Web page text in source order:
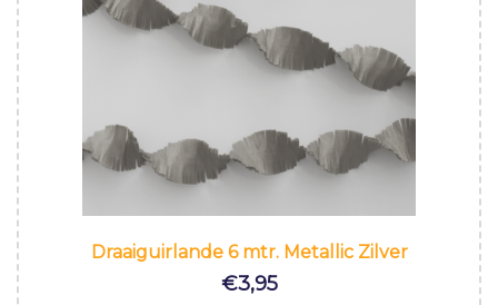
Draaiguirlande 6 mtr. Metallic Zilver
€3,95